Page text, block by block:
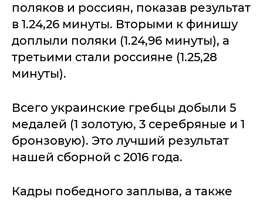
поляков и россиян, показав результат
в 1.24,26 минуты. Вторыми к финишу
доплыли поляки (1.24,96 минуты), а
третьими стали россияне (1.25,28
минуты).
Всего украинские гребцы добыли 5
медалей (1 золотую, 3 серебряные и 1
бронзовую). Это лучший результат
нашей сборной с 2016 года.
Кадры победного заплыва, а также